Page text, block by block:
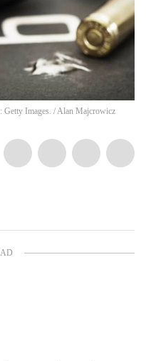
Getty Images. / Alan Majcrowicz